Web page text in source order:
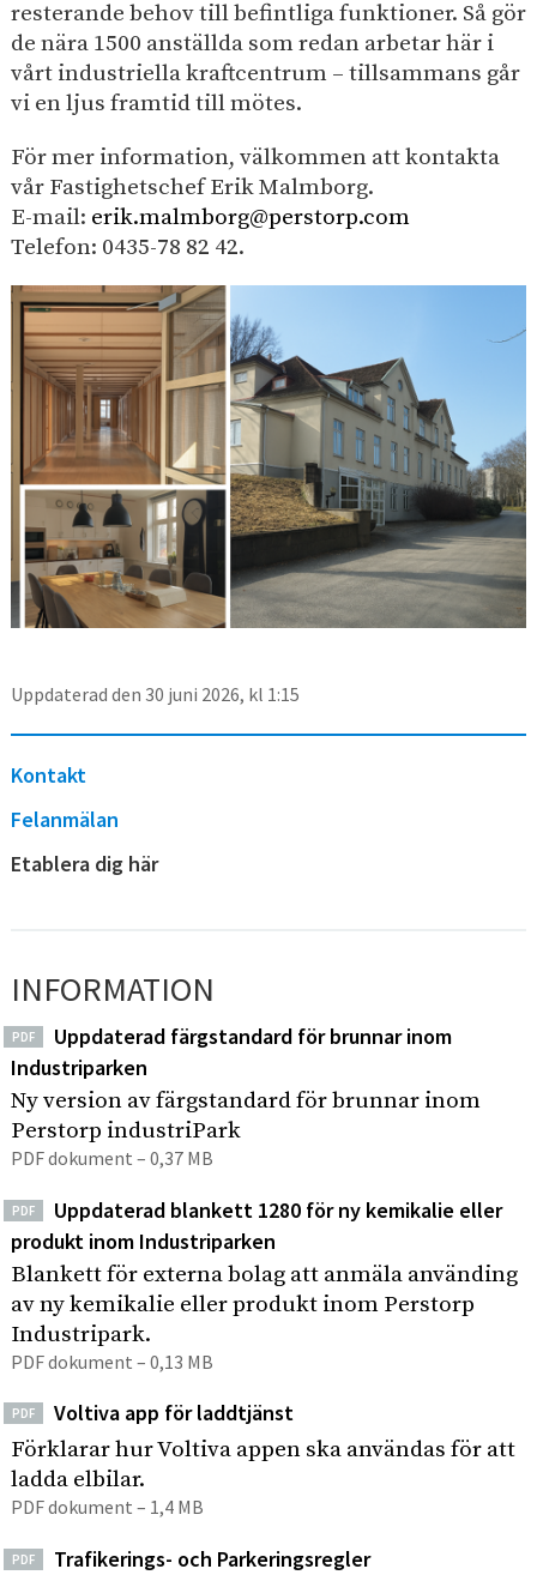
resterande behov till befintliga funktioner. Så gör
de nära 1500 anställda som redan arbetar här i
vårt industriella kraftcentrum – tillsammans går
vi en ljus framtid till mötes.
För mer information, välkommen att kontakta
vår Fastighetschef Erik Malmborg.
E-mail: erik.malmborg@perstorp.com
Telefon: 0435-78 82 42.
Uppdaterad den 30 juni 2026, kl 1:15
Kontakt
Felanmälan
Etablera dig här
INFORMATION
PDF
Uppdaterad färgstandard för brunnar inom
Industriparken
Ny version av färgstandard för brunnar inom
Perstorp industriPark
PDF dokument – 0,37 MB
PDF
Uppdaterad blankett 1280 för ny kemikalie eller
produkt inom Industriparken
Blankett för externa bolag att anmäla använding
av ny kemikalie eller produkt inom Perstorp
Industripark.
PDF dokument – 0,13 MB
PDF
Voltiva app för laddtjänst
Förklarar hur Voltiva appen ska användas för att
ladda elbilar.
PDF dokument – 1,4 MB
PDF Trafikerings- och Parkeringsregler